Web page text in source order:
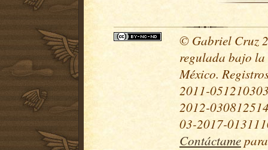
© Gabriel Cruz
regulada bajo la
México.
2011-
2012-
03-2017-
Contáctame